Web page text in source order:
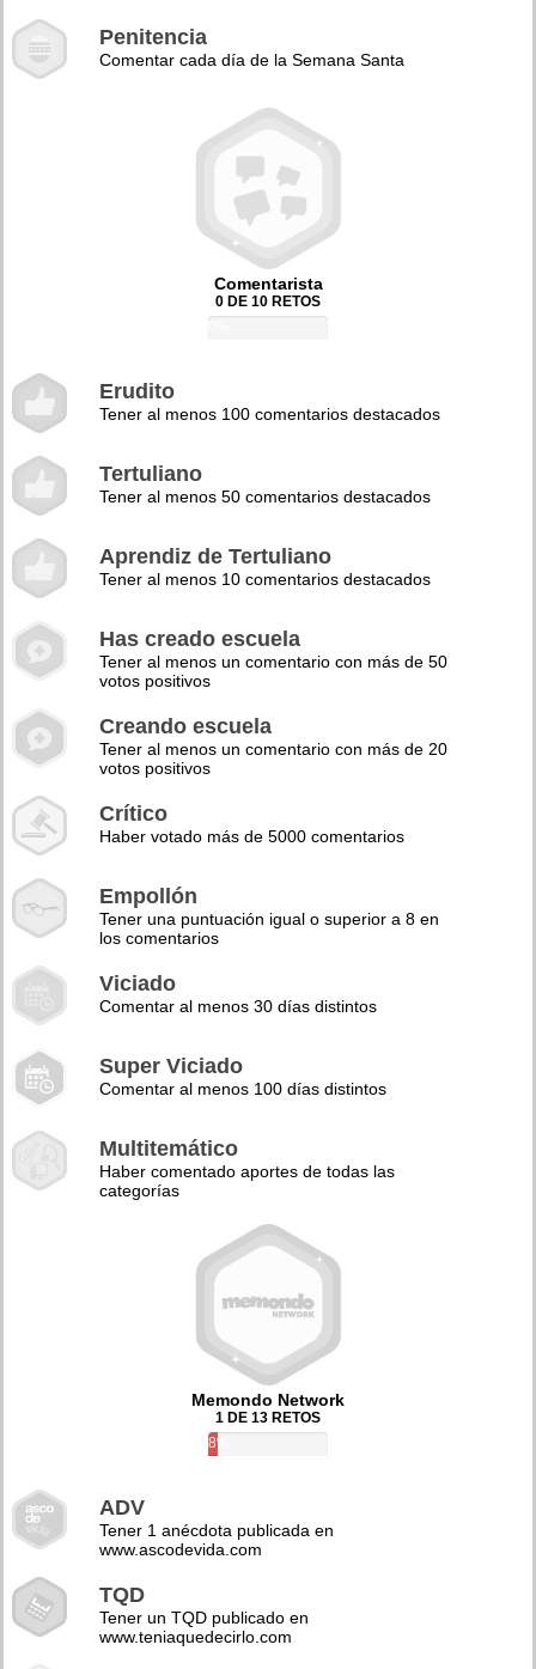
Penitencia
Comentar cada día de la Semana Santa
Comentarista
0 DE 10 RETOS
Erudito
Tener al menos 100 comentarios destacados
Tertuliano
Tener al menos 50 comentarios destacados
Aprendiz de Tertuliano
Tener al menos 10 comentarios destacados
Has creado escuela
Tener al menos un comentario con más de 50
votos positivos
Creando escuela
Tener al menos un comentario con más de 20
votos positivos
Crítico
Haber votado más de 5000 comentarios
Empollón
Tener una puntuación igual o superior a 8 en
los comentarios
Viciado
Comentar al menos 30 días distintos
Super Viciado
Comentar al menos 100 días distintos
Multitemático
Haber comentado aportes de todas las
categorías
Memondo Network
1 DE 13 RETOS
8%
ADV
Tener 1 anécdota publicada en
www.ascodevida.com
TQD
Tener un TQD publicado en
www.teniaquedecirlo.com